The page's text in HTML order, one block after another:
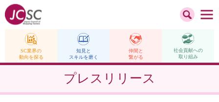
SC業界の
動向を探る
知見と
スキルを磨く
仲間と
繋がる
社会貢献への
取り組み
プレスリリース